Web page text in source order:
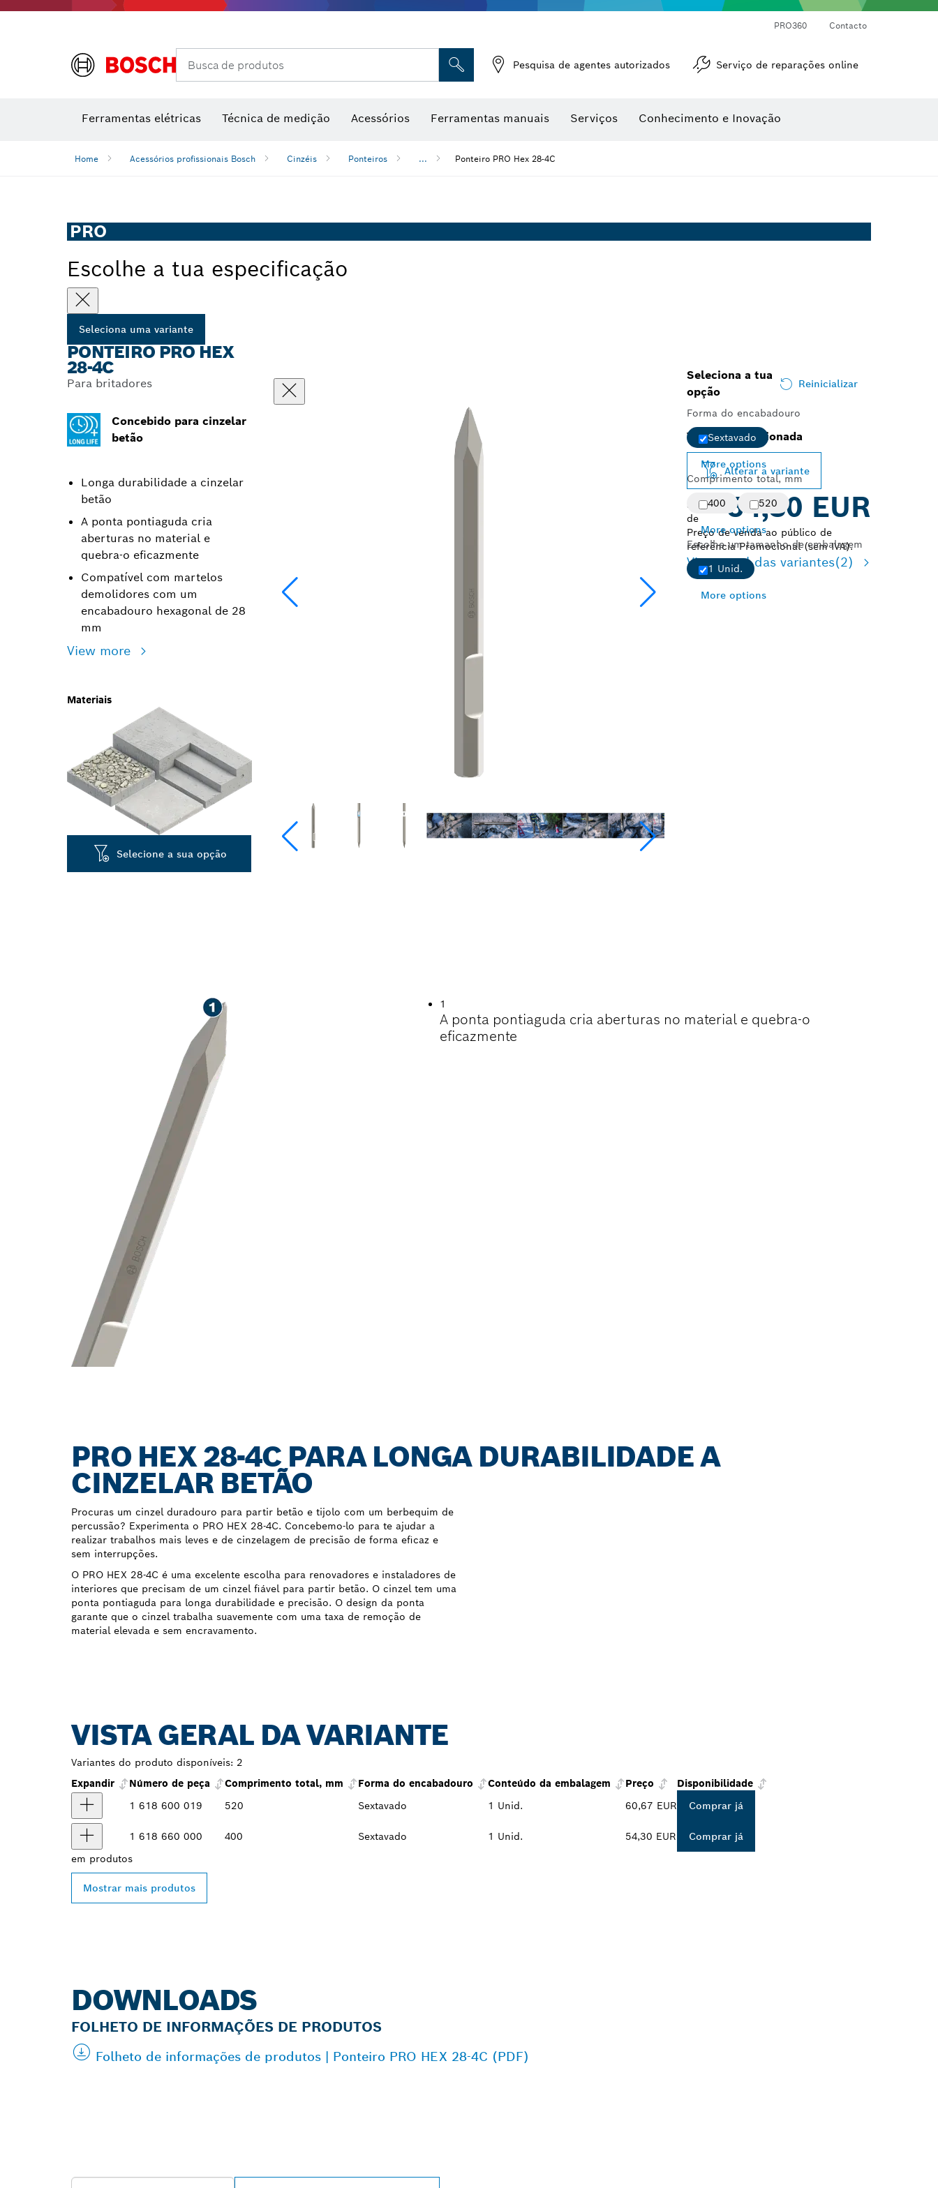
PRO360 Contacto
Busca de produtos Pesquisa de agentes autorizados Serviço de reparações online
Ferramentas elétricas Técnica de medição Acessórios Ferramentas manuais Serviços Conhecimento e Inovação
Home Acessórios profissionais Bosch Cinzéis Ponteiros ... Ponteiro PRO Hex 28-4C
PRO
Escolhe a tua especificação
Seleciona uma variante
PONTEIRO PRO HEX
28-4C
Para britadores
Concebido para cinzelar
betão
Longa durabilidade a cinzelar
betão
A ponta pontiaguda cria
aberturas no material e
quebra-o eficazmente
Compatível com martelos
demolidores com um
encabadouro hexagonal de 28
mm
View more
Materiais
Selecione a sua opção
Seleciona a tua
opção
Reinicializar
Forma do encabadouro
Sextavado
More options
Comprimento total, mm
400
520
More options
Escolhe um tamanho de embalagem
1 Unid.
More options
Variante selecionada
Alterar a variante
a partir
de
54,30 EUR
Preço de venda ao público de
referência Promocional (sem IVA).
Vista geral das variantes(2)
1
A ponta pontiaguda cria aberturas no material e quebra-o
eficazmente
PRO HEX 28-4C PARA LONGA DURABILIDADE A
CINZELAR BETÃO
Procuras um cinzel duradouro para partir betão e tijolo com um berbequim de
percussão? Experimenta o PRO HEX 28-4C. Concebemo-lo para te ajudar a
realizar trabalhos mais leves e de cinzelagem de precisão de forma eficaz e
sem interrupções.
O PRO HEX 28-4C é uma excelente escolha para renovadores e instaladores de
interiores que precisam de um cinzel fiável para partir betão. O cinzel tem uma
ponta pontiaguda para longa durabilidade e precisão. O design da ponta
garante que o cinzel trabalha suavemente com uma taxa de remoção de
material elevada e sem encravamento.
VISTA GERAL DA VARIANTE
Variantes do produto disponíveis: 2
Expandir
Número de peça Comprimento total, mm Forma do encabadouro Conteúdo da embalagem Preço
Disponibilidade
1 618 600 019
520 Sextavado 1 Unid. 60,67 EUR Comprar já
1 618 660 000 400 Sextavado 1 Unid. 54,30 EUR
Comprar já
em produtos
Mostrar mais produtos
DOWNLOADS
FOLHETO DE INFORMAÇÕES DE PRODUTOS
Folheto de informações de produtos | Ponteiro PRO HEX 28-4C (PDF)